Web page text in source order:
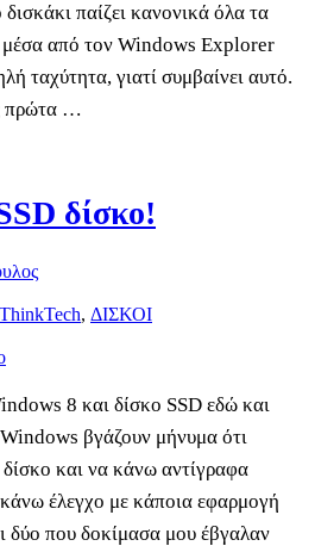
παίζει κανονικά όλα τα
από τον Windows Explorer
ταχύτητα, γιατί συμβαίνει αυτό.
πρώτα …
δίσκο!
, ΔΙΣΚΟΙ
8 και δίσκο SSD εδώ και
βγάζουν μήνυμα ότι
και να κάνω αντίγραφα
έλεγχο με κάποια εφαρμογή
δύο που δοκίμασα μου έβγαλαν